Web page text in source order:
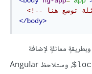
</body>
مماثلةٍ لإضافة
، وستلاحظ Angular